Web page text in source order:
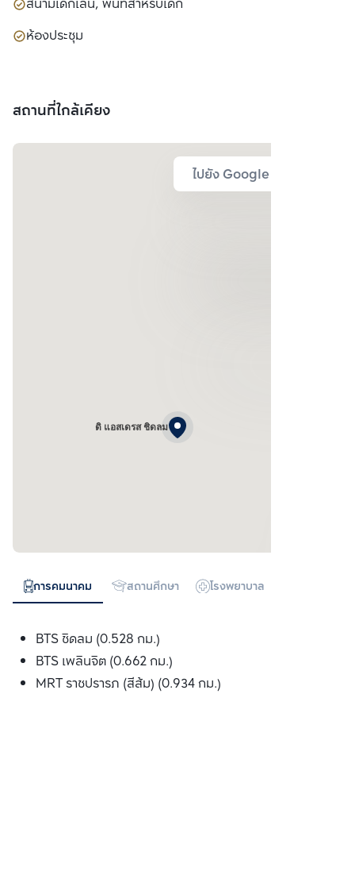
ห้องประชุม
สถานที่ใกล้เคียง
ไปยัง Google Map
ดิ แอสเดรส ชิดลม
การคมนาคม สถานศึกษา โรงพยาบาล
BTS ชิดลม (0.528 กม.)
BTS เพลินจิต (0.662 กม.)
MRT ราชปรารภ (สีส้ม) (0.934 กม.)